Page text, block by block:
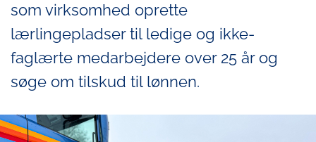
som virksomhed oprette
lærlingepladser til ledige og ikke-
faglærte medarbejdere over 25 år og
søge om tilskud til lønnen.